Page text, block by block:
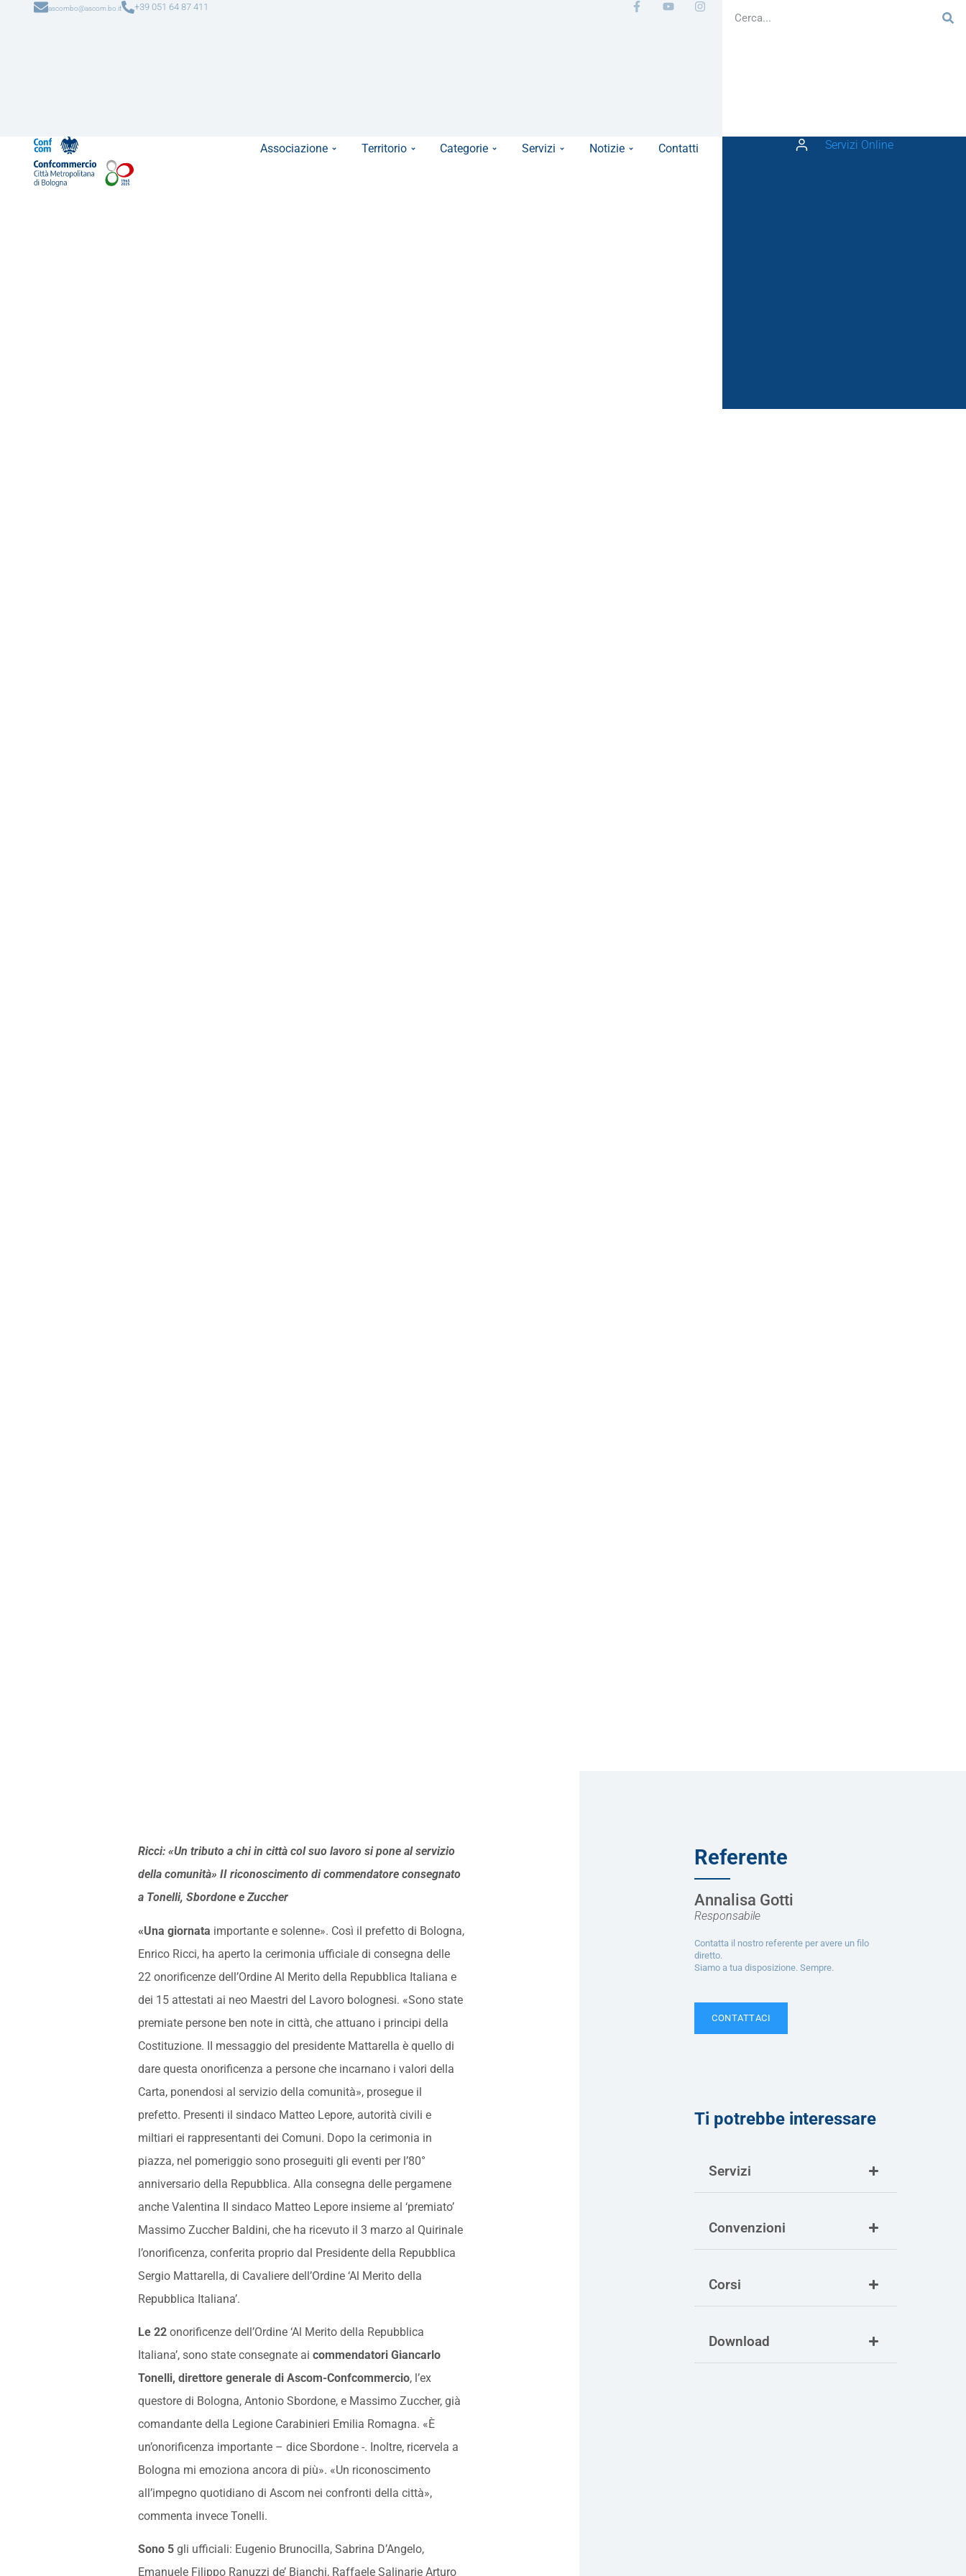
ascombo@ascom.bo.it +39 051 64 87 411
Associazione Territorio Categorie Servizi Notizie Contatti Servizi Online
Ricci: «Un tributo a chi in città col suo lavoro si pone al servizio
della comunità» II riconoscimento di commendatore consegnato
a Tonelli, Sbordone e Zuccher
«Una giornata importante e solenne». Così il prefetto di Bologna,
Enrico Ricci, ha aperto la cerimonia ufficiale di consegna delle
22 onorificenze dell’Ordine Al Merito della Repubblica Italiana e
dei 15 attestati ai neo Maestri del Lavoro bolognesi. «Sono state
premiate persone ben note in città, che attuano i principi della
Costituzione. II messaggio del presidente Mattarella è quello di
dare questa onorificenza a persone che incarnano i valori della
Carta, ponendosi al servizio della comunità», prosegue il
prefetto. Presenti il sindaco Matteo Lepore, autorità civili e
miltiari ei rappresentanti dei Comuni. Dopo la cerimonia in
piazza, nel pomeriggio sono proseguiti gli eventi per l’80°
anniversario della Repubblica. Alla consegna delle pergamene
anche Valentina II sindaco Matteo Lepore insieme al ‘premiato’
Massimo Zuccher Baldini, che ha ricevuto il 3 marzo al Quirinale
l’onorificenza, conferita proprio dal Presidente della Repubblica
Sergio Mattarella, di Cavaliere dell’Ordine ‘Al Merito della
Repubblica Italiana’.
Le 22 onorificenze dell’Ordine ‘Al Merito della Repubblica
Italiana’, sono state consegnate ai commendatori Giancarlo
Tonelli, direttore generale di Ascom-Confcommercio, l’ex
questore di Bologna, Antonio Sbordone, e Massimo Zuccher, già
comandante della Legione Carabinieri Emilia Romagna. «È
un’onorificenza importante – dice Sbordone -. Inoltre, ricervela a
Bologna mi emoziona ancora di più». «Un riconoscimento
all’impegno quotidiano di Ascom nei confronti della città»,
commenta invece Tonelli.
Sono 5 gli ufficiali: Eugenio Brunocilla, Sabrina D’Angelo,
Emanuele Filippo Ranuzzi de’ Bianchi, Raffaele Salinarie Arturo
Referente
Annalisa Gotti
Responsabile
Contatta il nostro referente per avere un filo
diretto.
Siamo a tua disposizione. Sempre.
CONTATTACI
Ti potrebbe interessare
Servizi
Convenzioni
Corsi
Download